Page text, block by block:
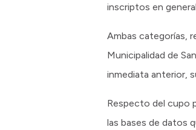
inscriptos en
Ambas categorías,
Municipalidad de
inmediata anterior,
Respecto del cupo
las bases de datos